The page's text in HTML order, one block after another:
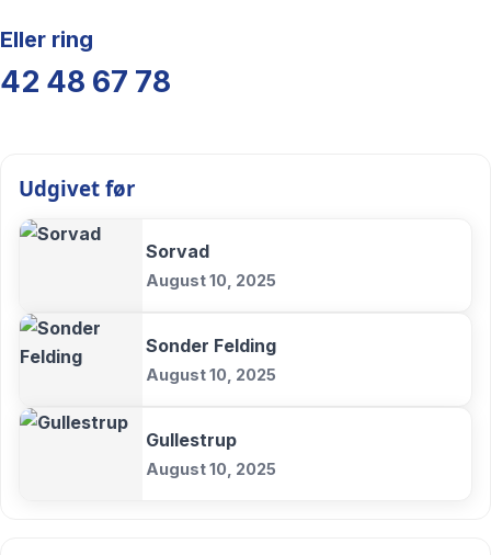
Eller ring
42 48 67 78
Udgivet før
Sorvad
August 10, 2025
Sonder Felding
August 10, 2025
Gullestrup
August 10, 2025